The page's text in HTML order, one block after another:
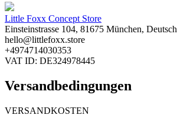
Little Foxx Concept Store
Einsteinstrasse 104, 81675 München,
hello@littlefoxx.store
+4974714030353
VAT ID: DE324978445
Versandbedingungen
VERSANDKOSTEN